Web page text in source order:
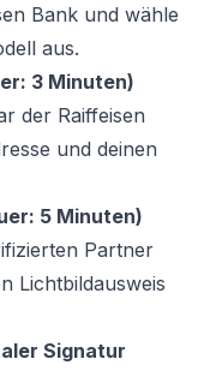
Bank und wähle
aus.
3 Minuten)
der Raiffeisen
und deinen
5 Minuten)
Partner
Lichtbildausweis
Signatur